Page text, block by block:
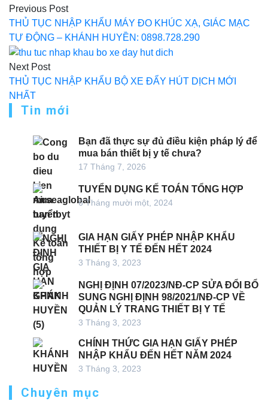
hướng
bài
viết
Previous Post
THỦ TỤC NHẬP KHẨU MÁY ĐO KHÚC XẠ, GIÁC MẠC
TỰ ĐỘNG – KHÁNH HUYỀN: 0898.728.290
Next Post
THỦ TỤC NHẬP KHẨU BỘ XE ĐẨY HÚT DỊCH MỚI
NHẤT
Tin mới
Bạn đã thực sự đủ điều kiện pháp lý để
mua bán thiết bị y tế chưa?
17 Tháng 7, 2026
TUYỂN DỤNG KẾ TOÁN TỔNG HỢP
6 Tháng mười một, 2024
GIA HẠN GIẤY PHÉP NHẬP KHẨU
THIẾT BỊ Y TẾ ĐẾN HẾT 2024
3 Tháng 3, 2023
NGHỊ ĐỊNH 07/2023/NĐ-CP SỬA ĐỔI BỔ
SUNG NGHỊ ĐỊNH 98/2021/NĐ-CP VỀ
QUẢN LÝ TRANG THIẾT BỊ Y TẾ
3 Tháng 3, 2023
CHÍNH THỨC GIA HẠN GIẤY PHÉP
NHẬP KHẨU ĐẾN HẾT NĂM 2024
3 Tháng 3, 2023
Chuyên mục